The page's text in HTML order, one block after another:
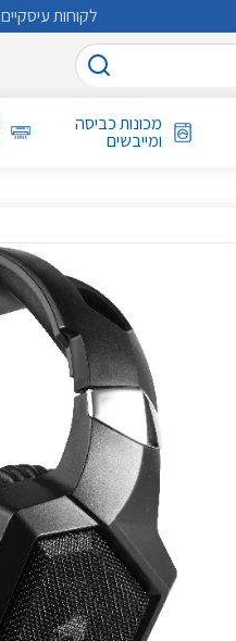
לקוחות עיסקיים
מכונות כביסה
ומייבשים